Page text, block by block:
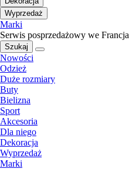
Wyprzedaż
Marki
Serwis posprzedażowy we Francja
Szukaj
Nowości
Odzież
Duże rozmiary
Buty
Bielizna
Sport
Akcesoria
Dla niego
Dekoracja
Wyprzedaż
Marki